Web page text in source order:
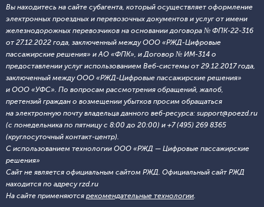
Вы находитесь на сайте субагента, который осуществляет оформление
электронных проездных и перевозочных документов и услуг от имени
железнодорожных перевозчиков на основании договора № ФПК-22-316
от 27.12.2022 года, заключенный между ООО «РЖД-Цифровые
пассажирские решения» и АО «ФПК», и Договор № ИМ-314 о
предоставлении услуг использованием Веб-системы от 29.12.2017 года,
заключенный между ООО «РЖД-Цифровые пассажирские решения»
и ООО «УФС». По вопросам рассмотрения обращений, жалоб,
претензий граждан о возмещении убытков просим обращаться
на электронную почту владельца данного веб-ресурса: support@poezd.ru
(с понедельника по пятницу с 8:00 до 20:00) и +7 (495) 269 8365
(круглосуточный контакт-центр).
С использованием технологии ООО «РЖД — Цифровые пассажирские
решения»
Сайт не является официальным сайтом РЖД. Официальный сайт РЖД
находится по адресу rzd.ru
На сайте применяются рекомендательные технологии.